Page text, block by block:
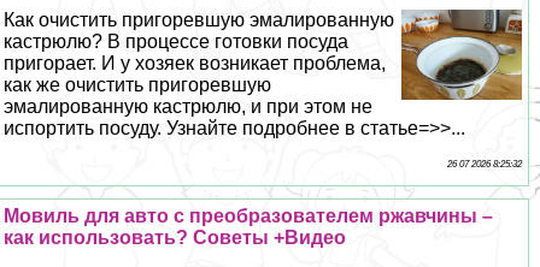
Как очистить пригоревшую эмалированную
кастрюлю? В процессе готовки посуда
пригорает. И у хозяек возникает проблема,
как же очистить пригоревшую
эмалированную кастрюлю, и при этом не
испортить посуду. Узнайте подробнее в статье=>>...
26 07 2026 8:25:32
Мовиль для авто с преобразователем ржавчины –
как использовать? Советы +Видео